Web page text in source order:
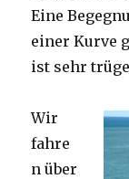
Eine
einer Kurve
ist sehr
Wir
fahre
n über